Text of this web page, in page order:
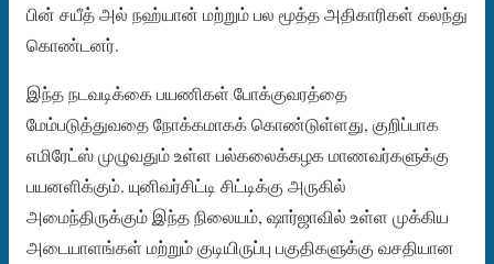
பின் சயீத் அல் நஹ்யான் மற்றும் பல மூத்த அதிகாரிகள் கலந்து
கொண்டனர்.
இந்த நடவடிக்கை பயணிகள் போக்குவரத்தை
மேம்படுத்துவதை நோக்கமாகக் கொண்டுள்ளது, குறிப்பாக
எமிரேட்ஸ் முழுவதும் உள்ள பல்கலைக்கழக மாணவர்களுக்கு
பயனளிக்கும். யுனிவர்சிட்டி சிட்டிக்கு அருகில்
அமைந்திருக்கும் இந்த நிலையம், ஷார்ஜாவில் உள்ள முக்கிய
அடையாளங்கள் மற்றும் குடியிருப்பு பகுதிகளுக்கு வசதியான